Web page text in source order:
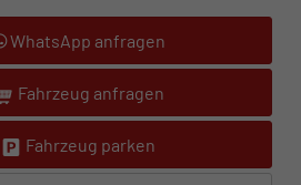
WhatsApp anfragen
Fahrzeug anfragen
Fahrzeug parken